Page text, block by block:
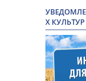
Х КУЛЬТУР